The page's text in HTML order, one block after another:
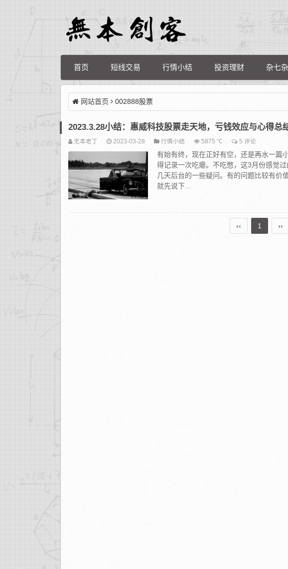
首页 短线交易 行情小结 投资理财 杂七
网站首页 002888股票
2023.3.28小结：惠威科技股票走天地，亏钱效应与心得总
无本老丁 2023-03-28 行情小结 5875 ℃ 5 评论
有始有终，现在正好有空，还是再水一篇
得记录一次吃瘪。不吃憋，这3月份感觉
几天后台的一些疑问。有的问题比较有价
就先说下...
‹‹ 1 ››